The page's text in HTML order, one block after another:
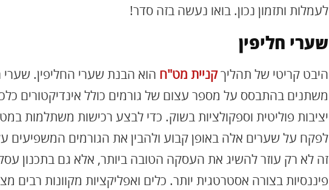
לעמלות ותזמון נכון. בואו נעשה בזה סדר!
שערי חליפין
היבט קריטי של תהליךקניית מט"ח הוא הבנת שערי החליפין. שערי
משתנים בהתבסס על מספר עצום של גורמים כולל אינדיקטורים
יציבות פוליטית וספקולציות בשוק. כדי לבצע רכישות משתלמות
לפקח על שערים אלה באופן קבוע ולהבין את הגורמים המשפיעים
זה לא רק עוזר להשיג את העסקה הטובה ביותר, אלא גם בתכנון
פיננסיות בצורה אסטרטגית יותר. כלים ואפליקציות מקוונות רבים